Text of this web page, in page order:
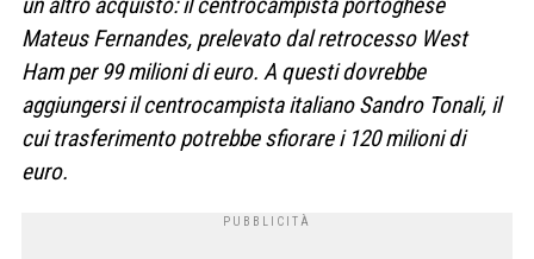
Mateus Fernandes, prelevato dal retrocesso West
Ham per 99 milioni di euro. A questi dovrebbe
aggiungersi il centrocampista italiano Sandro Tonali, il
cui trasferimento potrebbe sfiorare i 120 milioni di
euro.